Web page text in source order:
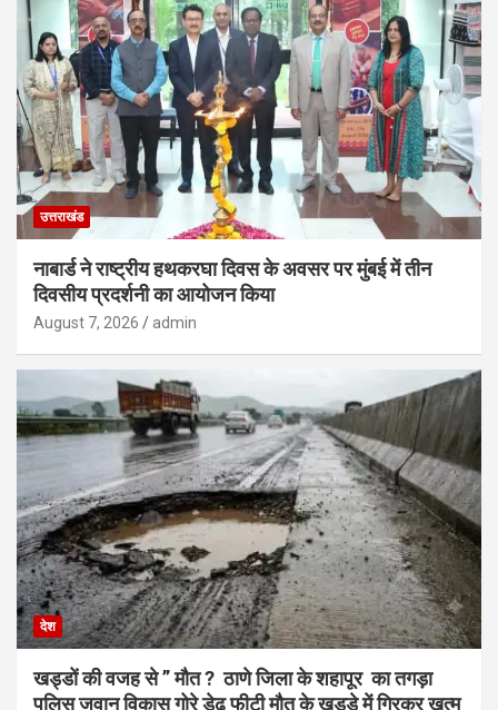
उत्तराखंड
नाबार्ड ने राष्ट्रीय हथकरघा दिवस के अवसर पर मुंबई में तीन
दिवसीय प्रदर्शनी का आयोजन किया
August 7, 2026 admin
देश
खड्डों की वजह से ” मौत ? ठाणे जिला के शहापूर का तगड़ा
पुलिस जवान विकास गोरे डेढ़ फीटी मौत के खड्डे में गिरकर ख़त्म